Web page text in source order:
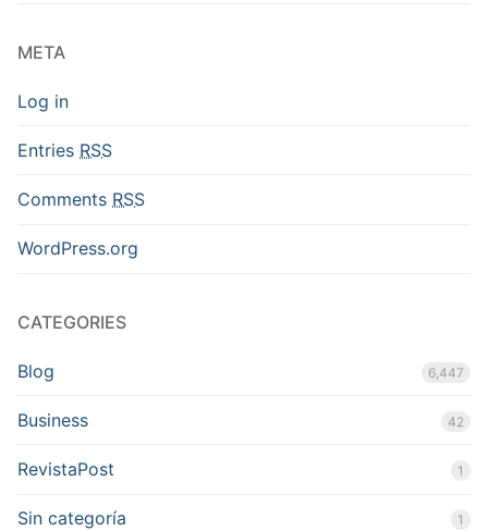
META
Log in
Entries RSS
Comments RSS
WordPress.org
CATEGORIES
Blog 6,447
Business 42
RevistaPost 1
Sin categoría 1